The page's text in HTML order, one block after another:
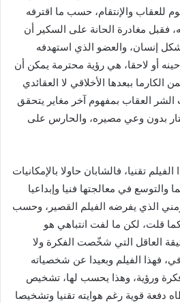
للعقاب والإنتقام، حسب ما اقترفه
مغادرة الحانة على السكير أن
إنسان، والعضو الذي استهدفه
أو لاحقا، هي رؤية محترمة يمكن أن
ببعدها الأخلاقي لا العقائدي
العقاب بمفهوم آخر مغاير يتحقق
بدون وعي مصيره، والحارس على
تقنيا، فالشابان حاولا بالإمكانيات
والتوسع في معالجتها فنيا وإبداعيا
الذي يفرضه الفيلم القصير، وحسب
كما قلت، لكن ما لفت انتباهي هو
العاقل التي شخّصت الفكرة ولا
فهذا الفيلم وبعيدا عن شخصياته
ورؤية، وهذا يحسب لها، تشخيص
دفعة قوية رغم هوايته تقنيا وتشخيصا